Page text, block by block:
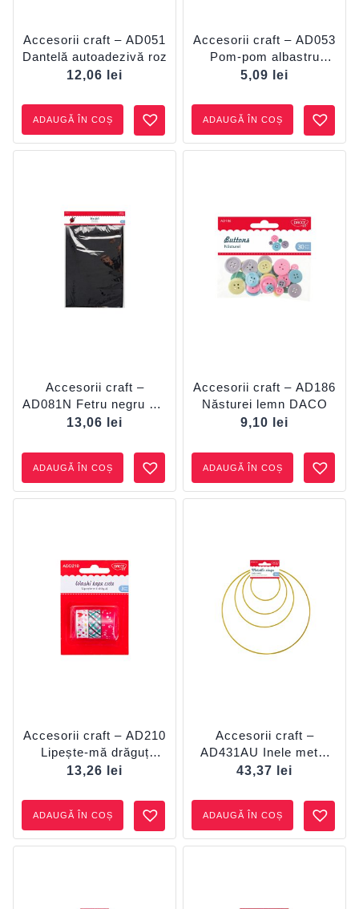
Accesorii craft – AD051
Dantelă autoadezivă roz
12,06
lei
ADAUGĂ ÎN COȘ
Accesorii craft – AD053
Pom-pom albastru
degrade DACO
5,09 lei
ADAUGĂ ÎN COȘ
Accesorii craft –
AD081N Fetru negru set
4 DACO
13,06 lei
ADAUGĂ ÎN COȘ
Accesorii craft – AD186
Năsturei lemn DACO
9,10
lei
ADAUGĂ ÎN COȘ
Accesorii craft – AD210
Lipește-mă drăguț
DACO
13,26 lei
ADAUGĂ ÎN COȘ
Accesorii craft –
AD431AU Inele metal
aurii DACO
43,37 lei
ADAUGĂ ÎN COȘ